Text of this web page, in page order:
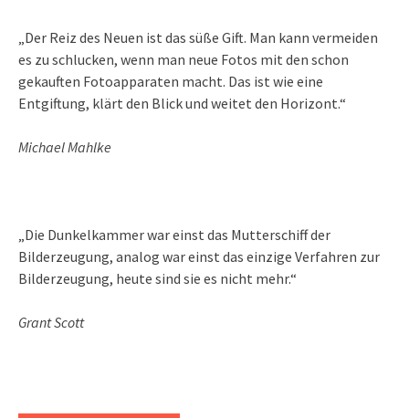
„Der Reiz des Neuen ist das süße Gift. Man kann vermeiden
es zu schlucken, wenn man neue Fotos mit den schon
gekauften Fotoapparaten macht. Das ist wie eine
Entgiftung, klärt den Blick und weitet den Horizont.“
Michael Mahlke
„Die Dunkelkammer war einst das Mutterschiff der
Bilderzeugung, analog war einst das einzige Verfahren zur
Bilderzeugung, heute sind sie es nicht mehr.“
Grant Scott